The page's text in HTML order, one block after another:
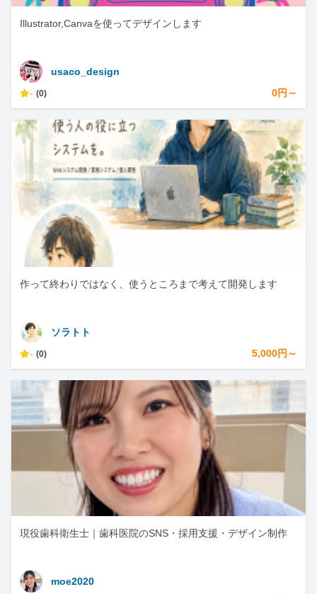
Illustrator,Canvaを使ってデザインします
usaco_design
- (0) 0円～
作って終わりではなく、使うところまで考えて開発します
ソラトト
- (0) 5,000円～
現役歯科衛生士｜歯科医院のSNS・採用支援・デザイン制作
moe2020